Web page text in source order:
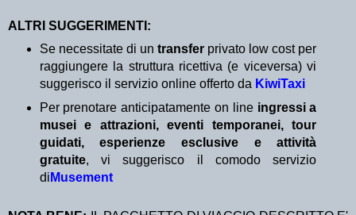
ALTRI SUGGERIMENTI:
Se necessitate di un transfer privato low cost per
raggiungere la struttura ricettiva (e viceversa) vi
suggerisco il servizio online offerto da KiwiTaxi
Per prenotare anticipatamente on line ingressi a
musei e attrazioni, eventi temporanei, tour
guidati, esperienze esclusive e attività
gratuite, vi suggerisco il comodo servizio
di Musement